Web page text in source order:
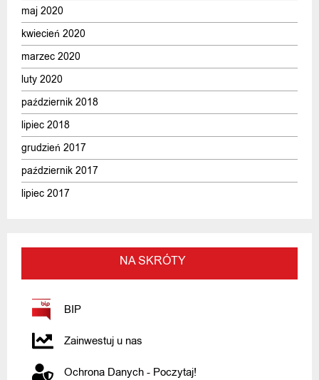
maj 2020
kwiecień 2020
marzec 2020
luty 2020
październik 2018
lipiec 2018
grudzień 2017
październik 2017
lipiec 2017
NA SKRÓTY
BIP
Zainwestuj u nas
Ochrona Danych - Poczytaj!